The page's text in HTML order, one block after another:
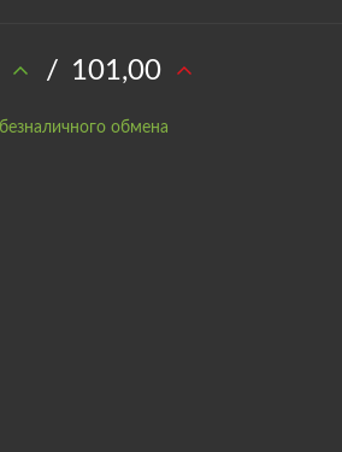
/ 101,00
обмена